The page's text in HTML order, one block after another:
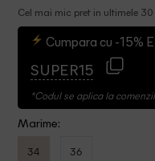
Cel mai mic pret in ultimele
Cumpara cu -15%
SUPER15
*Codul se aplica la
Marime:
34 36